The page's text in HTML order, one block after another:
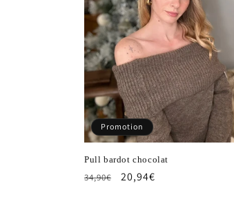
Promotion
Pull bardot chocolat
Prix
34,90€
Prix
20,94€